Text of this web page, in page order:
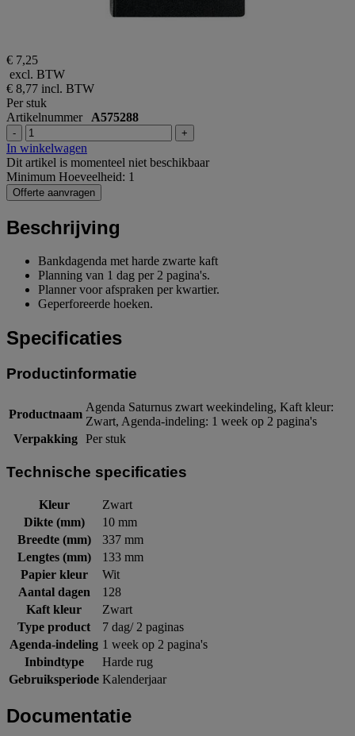
€ 7,25
excl. BTW
€ 8,77 incl. BTW
Per stuk
Artikelnummer A575288
- +
In winkelwagen
Dit artikel is momenteel niet beschikbaar
Minimum Hoeveelheid: 1
Offerte aanvragen
Beschrijving
Bankdagenda met harde zwarte kaft
Planning van 1 dag per 2 pagina's.
Planner voor afspraken per kwartier.
Geperforeerde hoeken.
Specificaties
Productinformatie
Productnaam
Agenda Saturnus zwart weekindeling, Kaft kleur:
Zwart, Agenda-indeling: 1 week op 2 pagina's
Verpakking Per stuk
Technische specificaties
Kleur
Zwart
Dikte (mm)
10 mm
Breedte (mm)
337 mm
Lengtes (mm)
133 mm
Papier kleur
Wit
Aantal dagen
128
Kaft kleur
Zwart
Type product
7 dag/ 2 paginas
Agenda-indeling 1 week op 2 pagina's
Inbindtype
Harde rug
Gebruiksperiode Kalenderjaar
Documentatie